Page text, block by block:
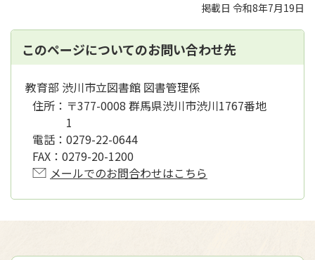
掲載日 令和8年7月19日
このページについてのお問い合わせ先
教育部 渋川市立図書館 図書管理係
住所： 〒377-0008 群馬県渋川市渋川1767番地
1
電話： 0279-22-0644
FAX： 0279-20-1200
メールでのお問合わせはこちら